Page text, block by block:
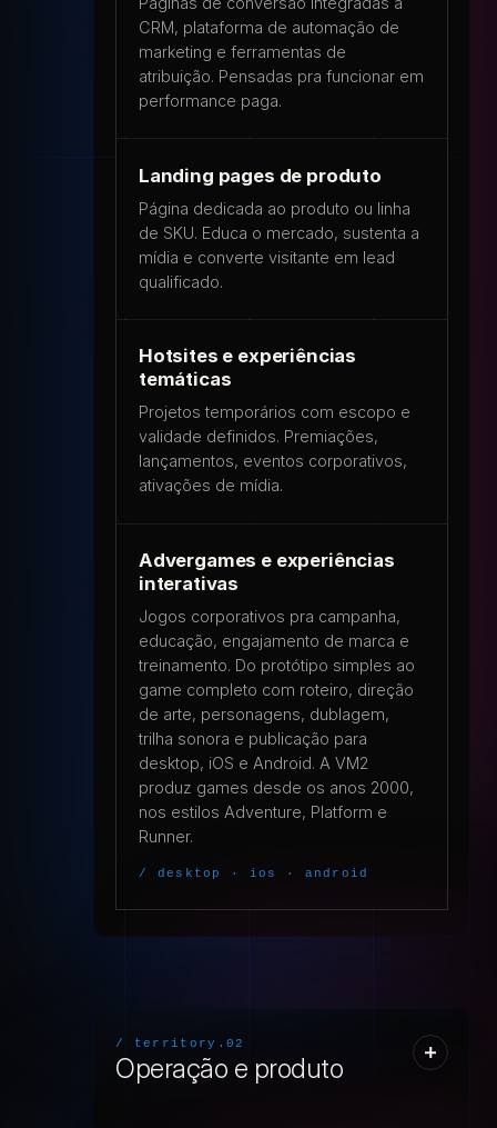
CRM, plataforma de automação de
marketing e ferramentas de
atribuição. Pensadas pra funcionar em
performance paga.
Landing pages de produto
Página dedicada ao produto ou linha
de SKU. Educa o mercado, sustenta a
mídia e converte visitante em lead
qualificado.
Hotsites e experiências
temáticas
Projetos temporários com escopo e
validade definidos. Premiações,
lançamentos, eventos corporativos,
ativações de mídia.
Advergames e experiências
interativas
Jogos corporativos pra campanha,
educação, engajamento de marca e
treinamento. Do protótipo simples ao
game completo com roteiro, direção
de arte, personagens, dublagem,
trilha sonora e publicação para
desktop, iOS e Android. A VM2
produz games desde os anos 2000,
nos estilos Adventure, Platform e
Runner.
/ desktop · ios · android
/ territory.02
Operação e produto